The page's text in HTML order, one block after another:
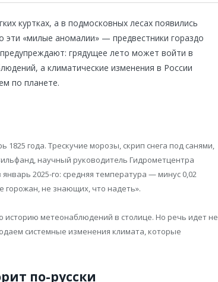
куртках, а в подмосковных лесах появились
«милые аномалии» — предвестники гораздо
грядущее лето может войти в
а климатические изменения в России
по планете.
года. Трескучие морозы, скрип снега под санями,
научный руководитель Гидрометцентра
2025-го: средняя температура — минус 0,02
горожан, не знающих, что надеть».
метеонаблюдений в столице. Но речь идет не
системные изменения климата, которые
по-русски